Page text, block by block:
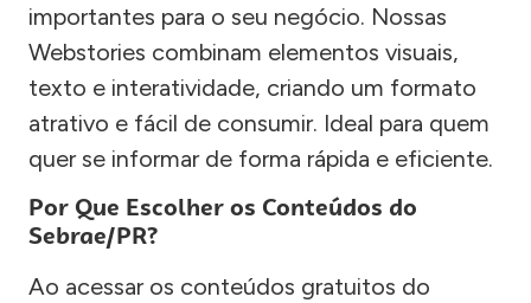
importantes para o seu negócio. Nossas
Webstories combinam elementos visuais,
texto e interatividade, criando um formato
atrativo e fácil de consumir. Ideal para quem
quer se informar de forma rápida e eficiente.
Por Que Escolher os Conteúdos do
Sebrae/PR?
Ao acessar os conteúdos gratuitos do